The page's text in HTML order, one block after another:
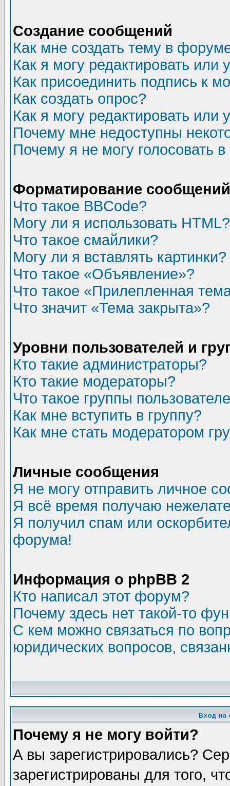
Создание сообщений
Как мне создать тему в
Как я могу редактировать или
Как присоединить подпись к
Как создать опрос?
Как я могу редактировать или
Почему мне недоступны
Почему я не могу голосовать
Форматирование
Что такое BBCode?
Могу ли я использовать HTML?
Что такое смайлики?
Могу ли я вставлять картинки?
Что такое «Объявление»?
Что такое «Прилепленная
Что значит «Тема закрыта»?
Уровни пользователей и
Кто такие администраторы?
Кто такие модераторы?
Что такое группы
Как мне вступить в группу?
Как мне стать модератором
Личные сообщения
Я не могу отправить личное
Я всё время получаю
Я получил спам или
форума!
Информация о phpBB 2
Кто написал этот форум?
Почему здесь нет такой-то
С кем можно связаться по
юридических вопросов,
Вход на
Почему я не могу войти?
А вы зарегистрировались?
зарегистрированы для того,